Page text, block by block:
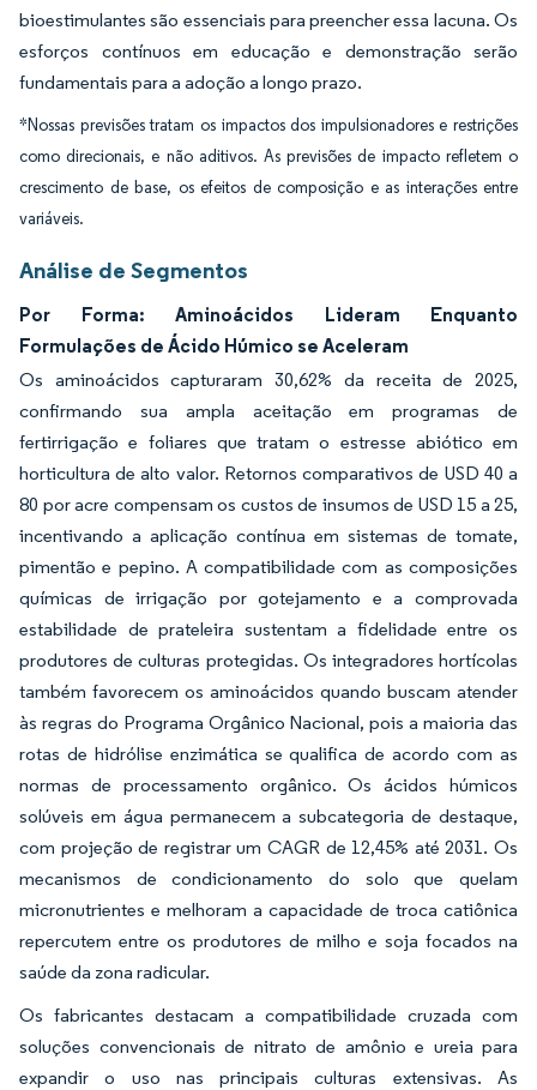
bioestimulantes são essenciais para preencher essa lacuna. Os
esforços contínuos em educação e demonstração serão
fundamentais para a adoção a longo prazo.
*Nossas previsões tratam os impactos dos impulsionadores e restrições
como direcionais, e não aditivos. As previsões de impacto refletem o
crescimento de base, os efeitos de composição e as interações entre
variáveis.
Análise de Segmentos
Por Forma: Aminoácidos Lideram Enquanto
Formulações de Ácido Húmico se Aceleram
Os aminoácidos capturaram 30,62% da receita de 2025,
confirmando sua ampla aceitação em programas de
fertirrigação e foliares que tratam o estresse abiótico em
horticultura de alto valor. Retornos comparativos de USD 40 a
80 por acre compensam os custos de insumos de USD 15 a 25,
incentivando a aplicação contínua em sistemas de tomate,
pimentão e pepino. A compatibilidade com as composições
químicas de irrigação por gotejamento e a comprovada
estabilidade de prateleira sustentam a fidelidade entre os
produtores de culturas protegidas. Os integradores hortícolas
também favorecem os aminoácidos quando buscam atender
às regras do Programa Orgânico Nacional, pois a maioria das
rotas de hidrólise enzimática se qualifica de acordo com as
normas de processamento orgânico. Os ácidos húmicos
solúveis em água permanecem a subcategoria de destaque,
com projeção de registrar um CAGR de 12,45% até 2031. Os
mecanismos de condicionamento do solo que quelam
micronutrientes e melhoram a capacidade de troca catiônica
repercutem entre os produtores de milho e soja focados na
saúde da zona radicular.
Os fabricantes destacam a compatibilidade cruzada com
soluções convencionais de nitrato de amônio e ureia para
expandir o uso nas principais culturas extensivas. As